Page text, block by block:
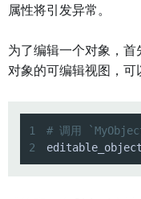
属性将引发异常。
为了编辑一个对象，
对象的可编辑视图，可
1
# 调用
2